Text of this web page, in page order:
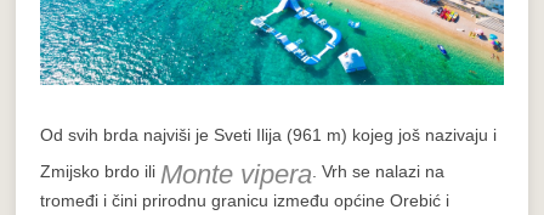
Od svih brda najviši je Sveti Ilija (961 m) kojeg još nazivaju i
Zmijsko brdo ili Monte vipera . Vrh se nalazi na
tromeđi i čini prirodnu granicu između općine Orebić i